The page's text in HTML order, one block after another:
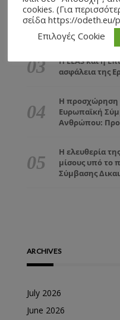
Το
Ευρωπαϊκή
Η EEAS και η
ασφάλεια της
Η προσχώρηση
Ευρωπαϊκή
Ανθρώπου:
Η ελευθερία
μίσους υπό το
Σύμβασης
ARCHIVES
July 2026
June 2026
cookies. (Για
σείδα https://odeth.eu/
Επιλογές Cookie